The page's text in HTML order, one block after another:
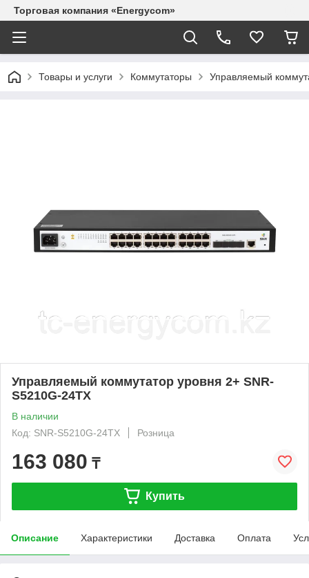
Торговая компания «Energycom»
Товары и услуги Коммутаторы Управляемый
Управляемый коммутатор уровня 2+ SNR-
S5210G-24TX
В наличии
Код: SNR-S5210G-24TX
Розница
163 080 ₸
Купить
Описание Характеристики Доставка Оплата